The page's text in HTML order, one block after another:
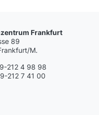
Frankfurt
89
M.
212 4 98 98
212 7 41 00